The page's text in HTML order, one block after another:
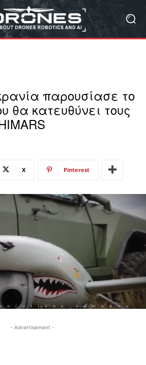
παρουσίασε το
θα κατευθύνει τους
X Pinterest
- Advertisement -